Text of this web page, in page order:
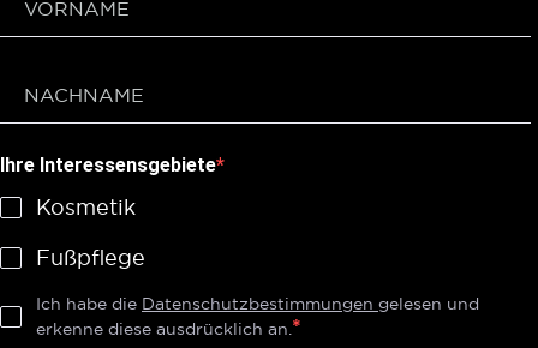
Ihre Interessensgebiete
Kosmetik
Fußpflege
Ich habe die Datenschutzbestimmungen gelesen und
erkenne diese ausdrücklich an.